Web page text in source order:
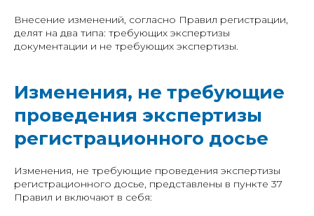
Внесение изменений, согласно Правил регистрации,
делят на два типа: требующих экспертизы
документации и не требующих экспертизы.
Изменения, не требующие
проведения экспертизы
регистрационного досье
Изменения, не требующие проведения экспертизы
регистрационного досье, представлены в пункте 37
Правил и включают в себя: